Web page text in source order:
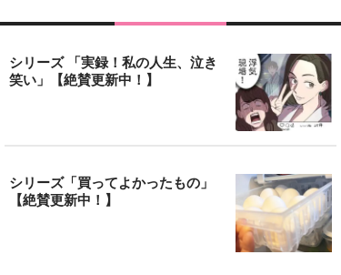
シリーズ 「実録！私の人生、泣き
笑い」【絶賛更新中！】
シリーズ「買ってよかったもの」
【絶賛更新中！】